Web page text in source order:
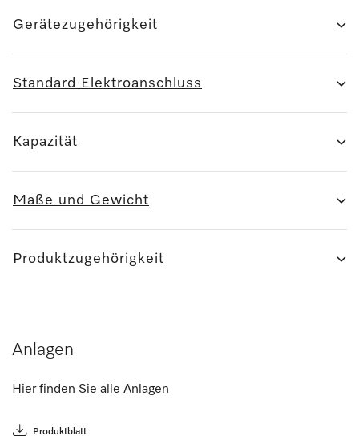
Gerätezugehörigkeit
Standard Elektroanschluss
Kapazität
Maße und Gewicht
Produktzugehörigkeit
Anlagen
Hier finden Sie alle Anlagen
Produktblatt